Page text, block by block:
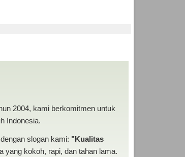
2004, kami berkomitmen untuk
Indonesia.
slogan kami: "Kualitas
yang kokoh, rapi, dan tahan lama.